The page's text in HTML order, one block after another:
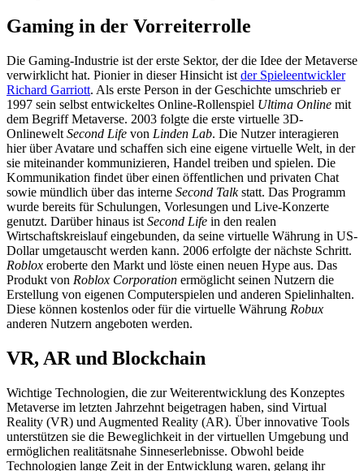
Gaming in der Vorreiterrolle
Die Gaming-Industrie ist der erste Sektor, der die Idee der Metaverse
verwirklicht hat. Pionier in dieser Hinsicht ist der Spieleentwickler
Richard Garriott. Als erste Person in der Geschichte umschrieb er
1997 sein selbst entwickeltes Online-Rollenspiel Ultima Online mit
dem Begriff Metaverse. 2003 folgte die erste virtuelle 3D-
Onlinewelt Second Life von Linden Lab. Die Nutzer interagieren
hier über Avatare und schaffen sich eine eigene virtuelle Welt, in der
sie miteinander kommunizieren, Handel treiben und spielen. Die
Kommunikation findet über einen öffentlichen und privaten Chat
sowie mündlich über das interne Second Talkstatt. Das Programm
wurde bereits für Schulungen, Vorlesungen und Live-Konzerte
genutzt. Darüber hinaus ist Second Life in den realen
Wirtschaftskreislauf eingebunden, da seine virtuelle Währung in US-
Dollar umgetauscht werden kann. 2006 erfolgte der nächste Schritt.
Roblox eroberte den Markt und löste einen neuen Hype aus. Das
Produkt von Roblox Corporation ermöglicht seinen Nutzern die
Erstellung von eigenen Computerspielen und anderen Spielinhalten.
Diese können kostenlos oder für die virtuelle Währung Robux
anderen Nutzern angeboten werden.
VR, AR und Blockchain
Wichtige Technologien, die zur Weiterentwicklung des Konzeptes
Metaverse im letzten Jahrzehnt beigetragen haben, sind Virtual
Reality (VR) und Augmented Reality (AR). Über innovative Tools
unterstützen sie die Beweglichkeit in der virtuellen Umgebung und
ermöglichen realitätsnahe Sinneserlebnisse. Obwohl beide
Technologien lange Zeit in der Entwicklung waren, gelang ihr